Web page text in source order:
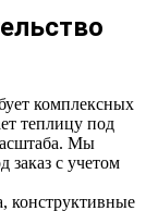
комплексных
теплицу под
Мы
заказ с учетом
конструктивные